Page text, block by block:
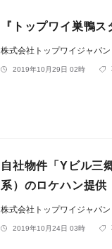
『トップワイ巣鴨
株式会社トップワイジャパン
2019年10月29日 02時
自社物件「Yビル三
系）のロケハン提供
株式会社トップワイジャパン
2019年10月24日 03時